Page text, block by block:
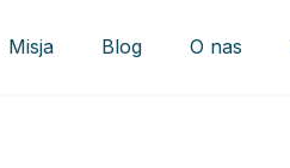
Misja Blog O nas